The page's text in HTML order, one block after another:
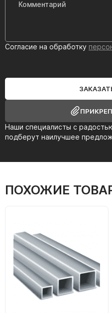
Наши специалисты с
подберут наилучшее
Согласие на обработку
ПОХОЖИЕ